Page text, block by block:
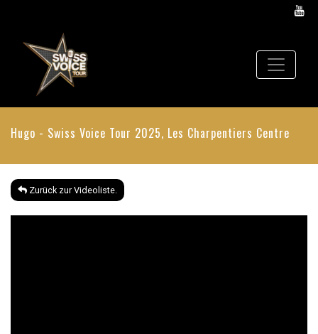
Hugo - Swiss Voice Tour 2025, Les Charpentiers Centre
Zurück zur Videoliste.